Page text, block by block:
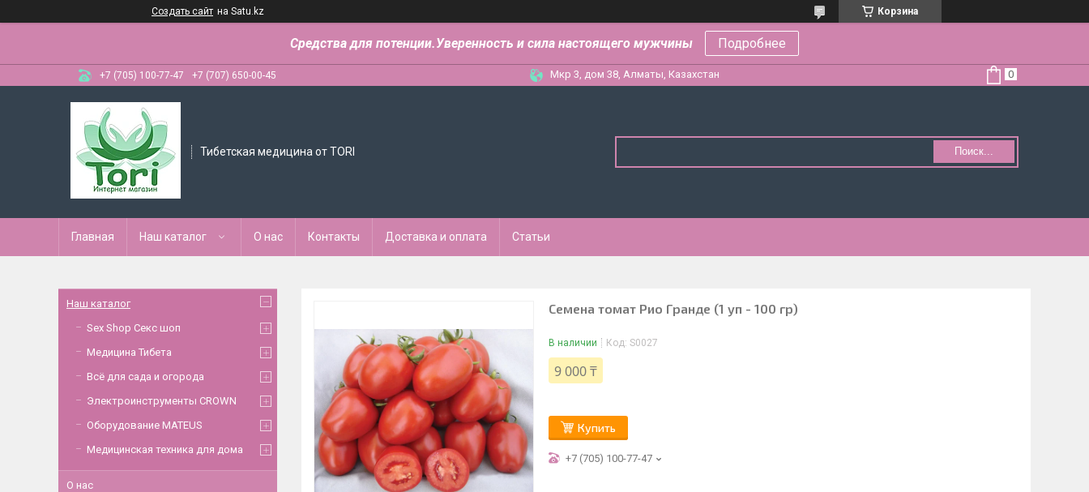
Создать сайт на Satu.kz Корзина
Средства для потенции.Уверенность и сила настоящего мужчины Подробнее
+7 (705) 100-77-47 +7 (707) 650-00-45 Мкр 3, дом 38, Алматы, Казахстан
Тибетская медицина от TORI Поиск...
Главная Наш каталог О нас Контакты Доставка и оплата Статьи
Семена томат Рио Гранде (1 уп - 100 гр)
В наличии Код: S0027
9 000 ₸
Купить
+7 (705) 100-77-47
Наш каталог
Sex Shop Секс шоп
Медицина Тибета
Всё для сада и огорода
Электроинструменты CROWN
Оборудование MATEUS
Медицинская техника для дома
О нас